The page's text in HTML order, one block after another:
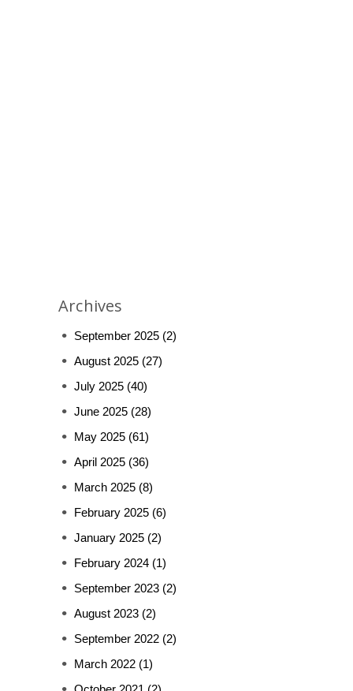
Archives
September 2025 (2)
August 2025 (27)
July 2025 (40)
June 2025 (28)
May 2025 (61)
April 2025 (36)
March 2025 (8)
February 2025 (6)
January 2025 (2)
February 2024 (1)
September 2023 (2)
August 2023 (2)
September 2022 (2)
March 2022 (1)